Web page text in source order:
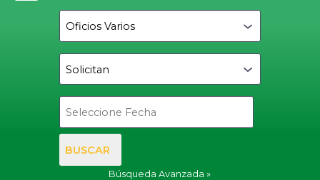
BUSCAR
Búsqueda Avanzada